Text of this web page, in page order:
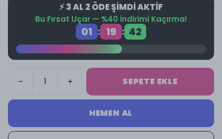
⚡ 3 AL 2 ÖDE ŞİMDİ AKTİF
Bu Fırsat Uçar — %40 İndirimi Kaçırma!
01 : 19 : 41
SEPETE EKLE
HEMEN AL